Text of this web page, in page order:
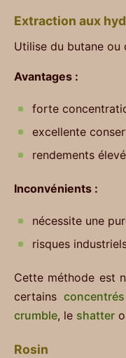
Extraction aux
Utilise du butane ou
Avantages :
forte
excellente
rendements
Inconvénients :
nécessite une
risques
Cette méthode est
certainsconcentrés
crumble, le shatter
Rosin